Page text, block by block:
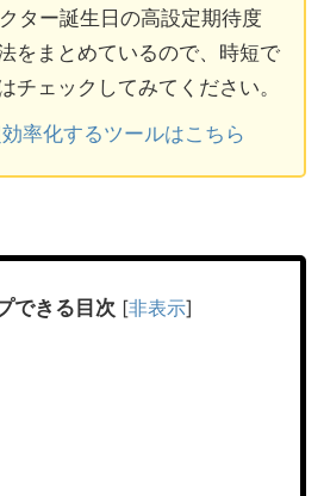
ター誕生日の高設定期待度
をまとめているので、時短で
チェックしてみてください。
率化するツールはこちら
できる目次 [非表示]